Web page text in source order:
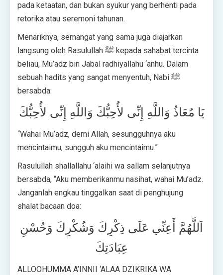
pada ketaatan, dan bukan syukur yang berhenti pada
retorika atau seremoni tahunan.
Menariknya, semangat yang sama juga diajarkan
langsung oleh Rasulullah ﷺ kepada sahabat tercinta
beliau, Mu’adz bin Jabal radhiyallahu ‘anhu. Dalam
sebuah hadits yang sangat menyentuh, Nabi ﷺ
bersabda:
يَا مُعَاذُ وَاللَّهِ إِنِّى لأُحِبُّكَ وَاللَّهِ إِنِّى لأُحِبُّكَ
“Wahai Mu’adz, demi Allah, sesungguhnya aku
mencintaimu, sungguh aku mencintaimu.”
Rasulullah shallallahu ‘alaihi wa sallam selanjutnya
bersabda, “Aku memberikanmu nasihat, wahai Mu’adz.
Janganlah engkau tinggalkan saat di penghujung
shalat bacaan doa:
اَللَّهُمَّ أَعِنِّي عَلَى ذِكْرِكَ وَشُكْرِكَ وَحُسْنِ
عِبَادَتِكَ
ALLOOHUMMA A’INNII ‘ALAA DZIKRIKA WA